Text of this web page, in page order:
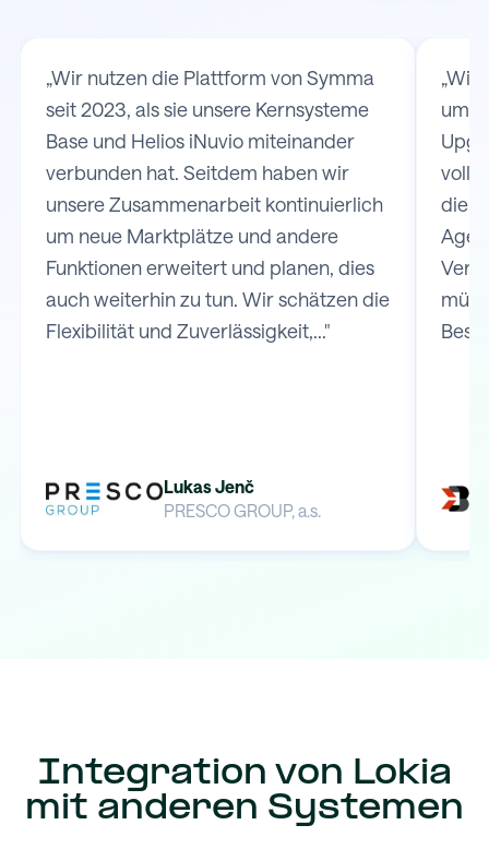
„Wir nutzen die Plattform von Symma
seit 2023, als sie unsere Kernsysteme
Base und Helios iNuvio miteinander
verbunden hat. Seitdem haben wir
unsere Zusammenarbeit kontinuierlich
um neue Marktplätze und andere
Funktionen erweitert und planen, dies
auch weiterhin zu tun. Wir schätzen die
Flexibilität und Zuverlässigkeit,..."
Lukas Jenč
PRESCO GROUP, a.s.
„Wir
um
die
Integration von Lokia
mit anderen Systemen